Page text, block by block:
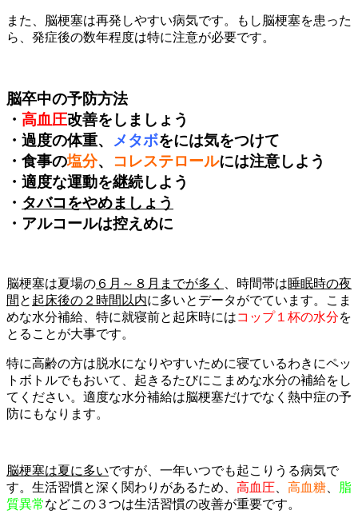
また、脳梗塞は再発しやすい病気です。もし脳梗塞を患った
ら、発症後の数年程度は特に注意が必要です。
脳卒中の予防方法
・ 高血圧改善をしましょう
・過度の体重、
メタボをには気をつけて
・食事の塩分、 コレステロールには注意しよう
・適度な運動を継続しよう
・ タバコをやめましょう
・アルコールは控えめに
脳梗塞は夏場の ６月～８月までが多く 、時間帯は睡眠時の夜
間 と 起床後の２時間以内に多いとデータがでています。こま
めな水分補給、特に就寝前と起床時にはコップ１杯の水分を
とることが大事です。
特に高齢の方は脱水になりやすいために寝ているわきにペッ
トボトルでもおいて、起きるたびにこまめな水分の補給をし
てください。適度な水分補給は脳梗塞だけでなく熱中症の予
防にもなります。
脳梗塞は夏に多いですが、一年いつでも起こりうる病気で
す。生活習慣と深く関わりがあるため、 高血圧 高血糖
脂
質異常などこの３つは生活習慣の改善が重要です。